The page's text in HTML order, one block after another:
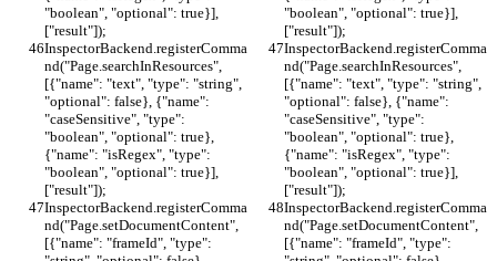
"boolean", "optional": true}],
["result"]);
"boolean", "optional": true}],
["result"]);
InspectorBackend.registerComma
nd("Page.searchInResources",
[{"name": "text", "type": "string",
"optional": false}, {"name":
"caseSensitive", "type":
"boolean", "optional": true},
{"name": "isRegex", "type":
"boolean", "optional": true}],
["result"]);
InspectorBackend.registerComma
nd("Page.searchInResources",
[{"name": "text", "type": "string",
"optional": false}, {"name":
"caseSensitive", "type":
"boolean", "optional": true},
{"name": "isRegex", "type":
"boolean", "optional": true}],
["result"]);
InspectorBackend.registerComma
nd("Page.setDocumentContent",
[{"name": "frameId", "type":
InspectorBackend.registerComma
nd("Page.setDocumentContent",
[{"name": "frameId", "type":